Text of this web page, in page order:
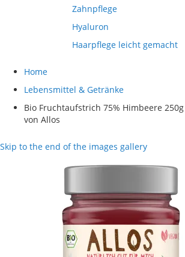
Zahnpflege
Hyaluron
Haarpflege leicht gemacht
Home
Lebensmittel & Getränke
Bio Fruchtaufstrich 75% Himbeere
von Allos
Skip to the end of the images gallery